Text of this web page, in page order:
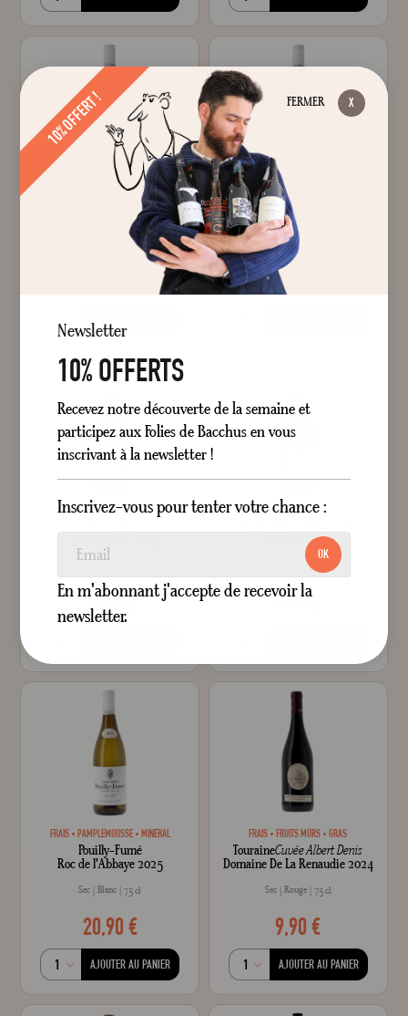
PUISSANT
Marnes Kimméridgiennes
J. de Villebois 2025
75 cl
POIRE FIN
Val de Loire
J. de Villebois 2025
Sec Blanc
9,95 €
FRAIS MINÉRAL AROMATIQUE
Touraine
10,80 €
SOYEUX CERISE POIVRÉ
Vin de France Pinot noir
J. de Villebois 2025
75 cl
8,70 €
FRAIS PAMPLEMOUSSE MINÉRAL
Pouilly-Fumé
Roc de l'Abbaye 2025
Sec Blanc 75 cl
20,90 €
AJOUTER AU PANIER
FRAIS FRUITS MÛRS GRAS
TouraineCuvée Albert Denis
Domaine De La Renaudie 2024
Sec Rouge 75 cl
9,90 €
AJOUTER AU PANIER
FERMER
10% OFFERT !
Newsletter
10% OFFERTS
Recevez notre découverte de la semaine et
participez aux Folies de Bacchus en vous
inscrivant à la newsletter !
Inscrivez-vous pour tenter votre chance :
OK
En m'abonnant j'accepte de recevoir la
newsletter.